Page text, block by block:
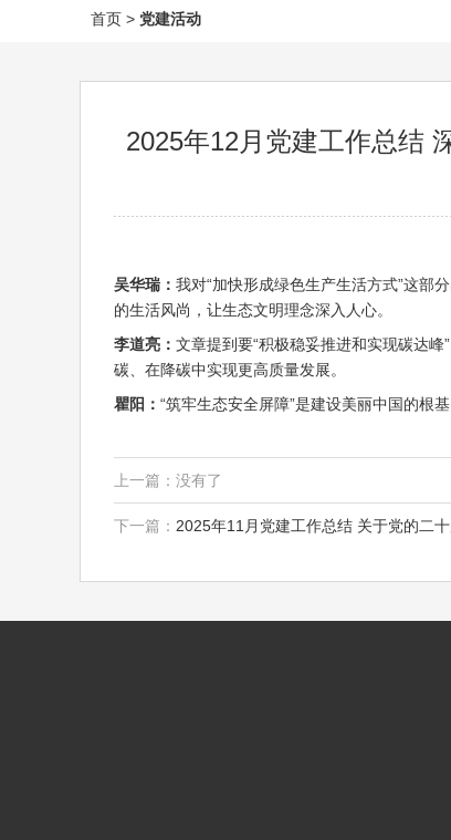
首页 > 党建活动
2025年12月党建工作总结
吴华瑞： 我对“加快形成绿色生产生活方式”这部
的生活风尚，让生态文明理念深入人心。
李道亮： 文章提到要“积极稳妥推进和实现碳达
碳、在降碳中实现更高质量发展。
瞿阳： “筑牢生态安全屏障”是建设美丽中国的根
上一篇：没有了
下一篇： 2025年11月党建工作总结 关于党的二